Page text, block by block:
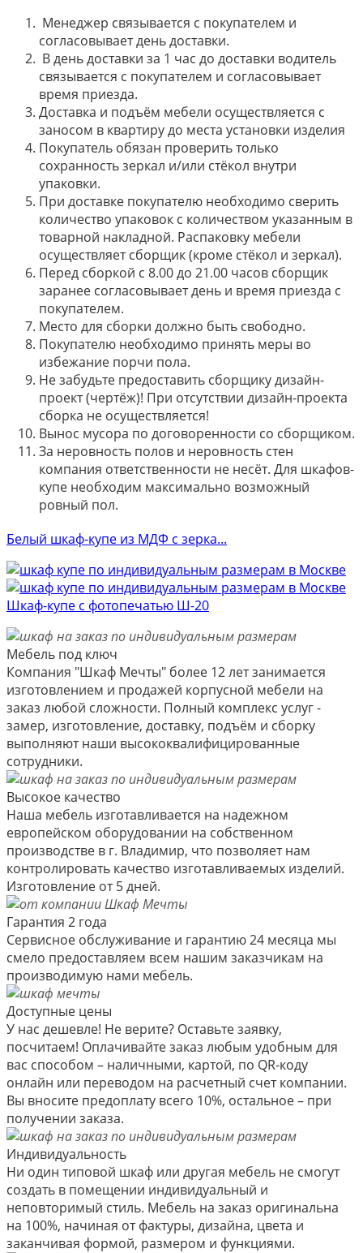
Менеджер связывается с покупателем и
согласовывает день доставки.
В день доставки за 1 час до доставки водитель
связывается с покупателем и согласовывает
время приезда.
Доставка и подъём мебели осуществляется с
заносом в квартиру до места установки изделия
Покупатель обязан проверить только
сохранность зеркал и/или стёкол внутри
упаковки.
При доставке покупателю необходимо сверить
количество упаковок с количеством указанным в
товарной накладной. Распаковку мебели
осуществляет сборщик (кроме стёкол и зеркал).
Перед сборкой с 8.00 до 21.00 часов сборщик
заранее согласовывает день и время приезда с
покупателем.
Место для сборки должно быть свободно.
Покупателю необходимо принять меры во
избежание порчи пола.
Не забудьте предоставить сборщику дизайн-
проект (чертёж)! При отсутствии дизайн-проекта
сборка не осуществляется!
Вынос мусора по договоренности со сборщиком.
За неровность полов и неровность стен
компания ответственности не несёт. Для шкафов-
купе необходим максимально возможный
ровный пол.
Белый шкаф-купе из МДФ с зерка...
Шкаф-купе с фотопечатью Ш-20
Мебель под ключ
Компания "Шкаф Мечты" более 12 лет занимается
изготовлением и продажей корпусной мебели на
заказ любой сложности. Полный комплекс услуг -
замер, изготовление, доставку, подъём и сборку
выполняют наши высококвалифицированные
сотрудники.
Высокое качество
Наша мебель изготавливается на надежном
европейском оборудовании на собственном
производстве в г. Владимир, что позволяет нам
контролировать качество изготавливаемых изделий.
Изготовление от 5 дней.
Гарантия 2 года
Сервисное обслуживание и гарантию 24 месяца мы
смело предоставляем всем нашим заказчикам на
производимую нами мебель.
Доступные цены
У нас дешевле! Не верите? Оставьте заявку,
посчитаем! Оплачивайте заказ любым удобным для
вас способом – наличными, картой, по QR-коду
онлайн или переводом на расчетный счет компании.
Вы вносите предоплату всего 10%, остальное – при
получении заказа.
Индивидуальность
Ни один типовой шкаф или другая мебель не смогут
создать в помещении индивидуальный и
неповторимый стиль. Мебель на заказ оригинальна
на 100%, начиная от фактуры, дизайна, цвета и
заканчивая формой, размером и функциями.